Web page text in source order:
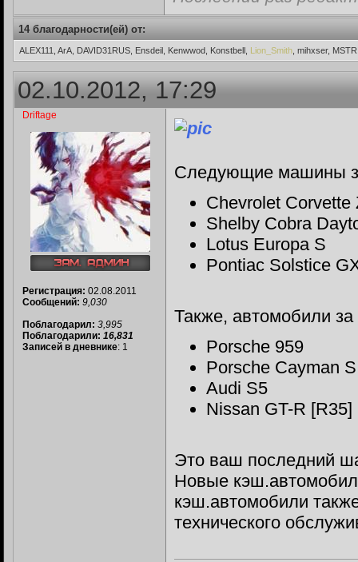
14 благодарности(ей) от:
ALEX111, ArA, DAVID31RUS, Ensdeil, Kenwwod, Konstbell, Lion_Smith , mihxser,
02.10.2012, 17:29
Driftage
Регистрация: 02.08.2011
Сообщений: 9,030
Поблагодарил: 3,995
Поблагодарили: 16,831
Записей в дневнике: 1
Следующие машины
Chevrolet Corvette
Shelby Cobra
Lotus Europa S
Pontiac Solstice
Также, автомобили
Porsche 959
Porsche Cayman S
Audi S5
Nissan GT-R
Это ваш последний
Новые
кэш.автомобили
технического